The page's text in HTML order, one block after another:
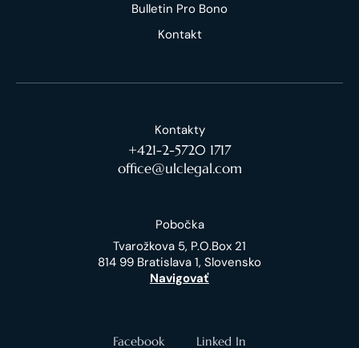
Bulletin Pro Bono
Kontakt
Kontakty
+421-2-5720 1717
office@ulclegal.com
Pobočka
Tvarožkova 5, P.O.Box 21
814 99 Bratislava 1, Slovensko
Navigovať
Facebook Linked In